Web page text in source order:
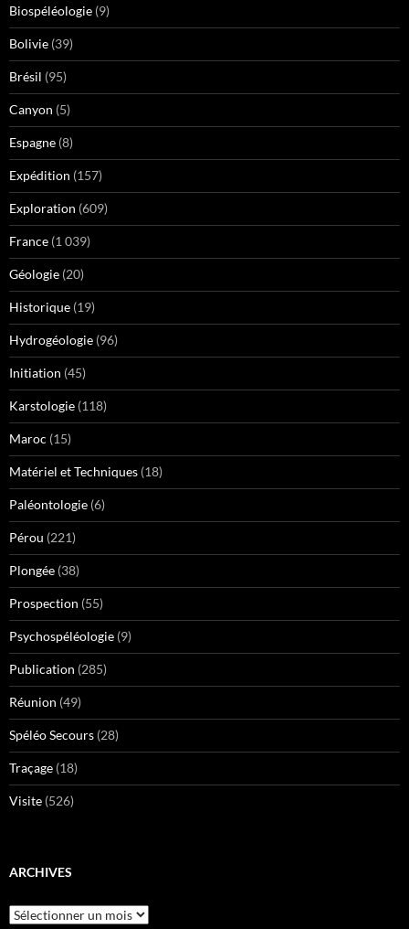
Biospéléologie (9)
Bolivie (39)
Brésil (95)
Canyon (5)
Espagne (8)
Expédition (157)
Exploration (609)
France (1 039)
Géologie (20)
Historique (19)
Hydrogéologie (96)
Initiation (45)
Karstologie (118)
Maroc (15)
Matériel et Techniques (18)
Paléontologie (6)
Pérou (221)
Plongée (38)
Prospection (55)
Psychospéléologie (9)
Publication (285)
Réunion (49)
Spéléo Secours (28)
Traçage (18)
Visite (526)
ARCHIVES
Archives